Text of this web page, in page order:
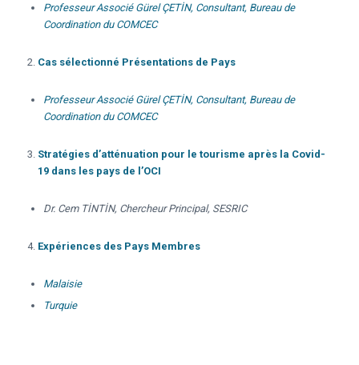
Professeur Associé Gürel ÇETİN, Consultant, Bureau de
Coordination du COMCEC
Cas sélectionné Présentations de Pays
Professeur Associé Gürel ÇETİN, Consultant, Bureau de
Coordination du COMCEC
Stratégies d’atténuation pour le tourisme après la Covid-
19 dans les pays de l’OCI
Dr. Cem TİNTİN, Chercheur Principal, SESRIC
Expériences des Pays Membres
Malaisie
Turquie